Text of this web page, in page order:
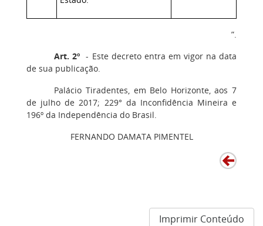
”.
Art. 2º - Este decreto entra em vigor na data
de sua publicação.
Palácio Tiradentes, em Belo Horizonte, aos 7
de julho de 2017; 229° da Inconfidência Mineira e
196º da Independência do Brasil.
FERNANDO DAMATA PIMENTEL
Imprimir Conteúdo